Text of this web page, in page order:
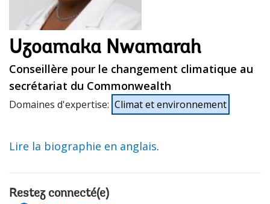
Uzoamaka Nwamarah
Conseillère pour le changement climatique au
secrétariat du Commonwealth
Domaines d'expertise: Climat et environnement
Lire la biographie en anglais.
Restez connecté(e)